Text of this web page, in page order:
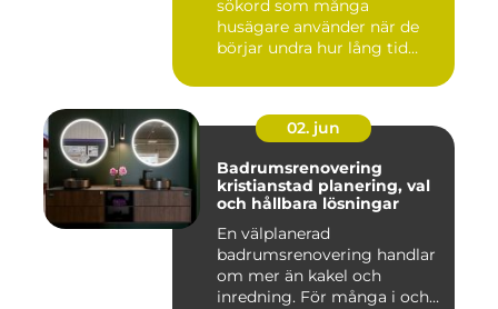
sökord som många
husägare använder när de
börjar undra hur lång tid
02. jun
Badrumsrenovering
kristianstad planering, val
och hållbara lösningar
En välplanerad
badrumsrenovering handlar
om mer än kakel och
inredning. För många i och